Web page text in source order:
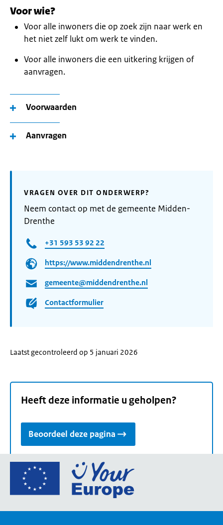
Voor wie?
Voor alle inwoners die op zoek zijn naar werk en
het niet zelf lukt om werk te vinden.
Voor alle inwoners die een uitkering krijgen of
aanvragen.
Voorwaarden
Aanvragen
VRAGEN OVER DIT ONDERWERP?
Neem contact op met de gemeente Midden-
Drenthe
+31 593 53 92 22
https://www.middendrenthe.nl
gemeente@middendrenthe.nl
Contactformulier
Laatst gecontroleerd op 5 januari 2026
Heeft deze informatie u geholpen?
Beoordeel deze pagina
Ga
de